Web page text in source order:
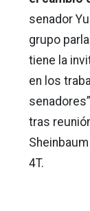
senador
grupo
tiene la
en los
tras
4T.